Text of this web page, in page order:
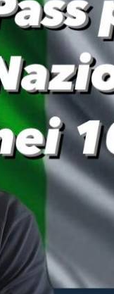
il pass per i